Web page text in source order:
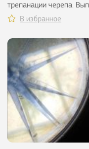
трепанации черепа.
В избранное